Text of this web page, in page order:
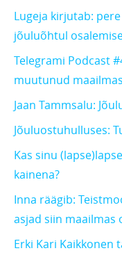
Lugeja kirjutab:
jõuluõhtul
Telegrami Podcast
muutunud
Jaan Tammsalu:
Jõuluostuhulluses:
Kas sinu
kainena?
Inna räägib:
asjad siin maailmas
Erki Kari Kaikkonen